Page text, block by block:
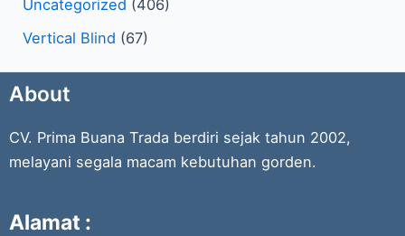
Uncategorized (406)
Vertical Blind (67)
About
CV. Prima Buana Trada berdiri sejak tahun 2002,
melayani segala macam kebutuhan gorden.
Alamat :